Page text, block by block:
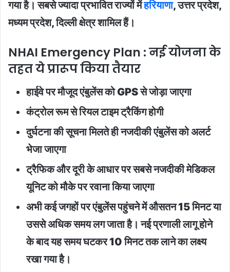
गया है। सबसे ज्यादा प्रभावित राज्यों मेंहरियाणा, उत्तर प्रदेश,
मध्यम प्रदेश, दिल्ली क्षेत्र शामिल हैं।
NHAI Emergency Plan : नई योजना के
तहत ये प्रारूप किया तैयार
हाईवे पर मौजूद एंबुलेंस को GPS से जोड़ा जाएगा
कंट्रोल रूम से रियल टाइम ट्रैकिंग होगी
दुर्घटना की सूचना मिलते ही नजदीकी एंबुलेंस को अलर्ट
भेजा जाएगा
ट्रैफिक और दूरी के आधार पर सबसे नजदीकी मेडिकल
यूनिट को मौके पर रवाना किया जाएगा
अभी कई जगहों पर एंबुलेंस पहुंचने में औसतन 15 मिनट या
उससे अधिक समय लग जाता है। नई प्रणाली लागू होने
के बाद यह समय घटकर 10 मिनट तक लाने का लक्ष्य
रखा गया है।